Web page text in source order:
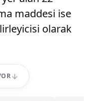
maddesi ise
olarak